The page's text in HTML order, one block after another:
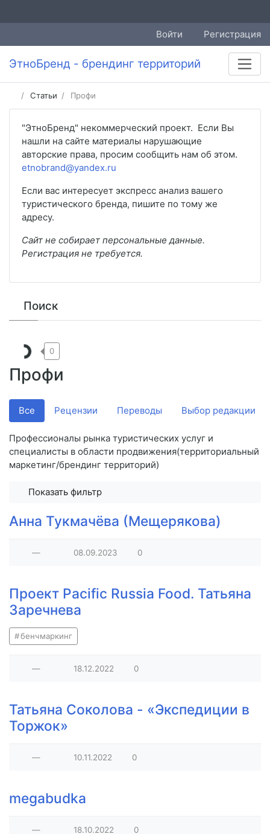
Войти Регистрация
ЭтноБренд - брендинг территорий
Статьи Профи
"ЭтноБренд" некоммерческий проект. Если Вы
нашли на сайте материалы нарушающие
авторские права, просим сообщить нам об этом.
etnobrand@yandex.ru
Если вас интересует экспресс анализ вашего
туристического бренда, пишите по тому же
адресу.
Сайт не собирает персональные данные.
Регистрация не требуется.
Поиск
Профи
0
Все Рецензии Переводы Выбор редакции
Профессионалы рынка туристических услуг и
специалисты в области продвижения(территориальный
маркетинг/брендинг территорий)
Показать фильтр
Анна Тукмачёва (Мещерякова)
— 08.09.2023 0
Проект Pacific Russia Food. Татьяна
Заречнева
бенчмаркинг
— 18.12.2022 0
Татьяна Соколова - «Экспедиции в
Торжок»
— 10.11.2022 0
megabudka
— 18.10.2022 0